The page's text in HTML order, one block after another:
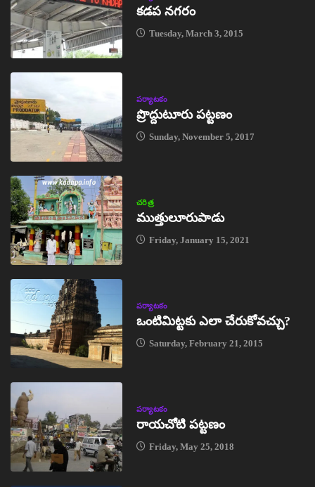
కడప నగరం
Tuesday, March 3, 2015
పర్యాటకం
ప్రొద్దుటూరు పట్టణం
Sunday, November 5, 2017
చరిత్ర
ముత్తులూరుపాడు
Friday, January 15, 2021
పర్యాటకం
ఒంటిమిట్టకు ఎలా చేరుకోవచ్చు?
Saturday, February 21, 2015
పర్యాటకం
రాయచోటి పట్టణం
Friday, May 25, 2018